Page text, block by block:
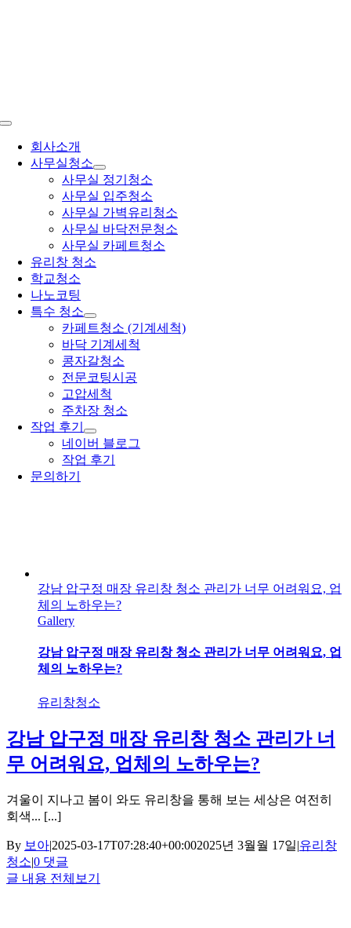
뛰
Toggle
Navigation회사소개
사무실청소
사무실 정기청소
사무실 입주청소
사무실 가벽유리청소
사무실 바닥전문청소
사무실 카페트청소
유리창 청소
학교청소
나노코팅
특수 청소
카페트청소 (기계세척)
바닥 기계세척
콩자갈청소
전문코팅시공
고압세척
주차장 청소
작업 후기
네이버 블로그
작업 후기
문의하기
강남 압구정 매장 유리창 청소 관리가 너무 어려워요, 업
체의 노하우는?
Gallery
강남 압구정 매장 유리창 청소 관리가 너무 어려워요, 업
체의 노하우는?
유리창청소
강남 압구정 매장 유리창 청소 관리가 너
무 어려워요, 업체의 노하우는?
겨울이 지나고 봄이 와도 유리창을 통해 보는 세상은 여전히
회색... [...]
By 보아|2025-03-17T07:28:40+00:002025년 3월월 17일|유리창
청소|0 댓글
글 내용 전체보기